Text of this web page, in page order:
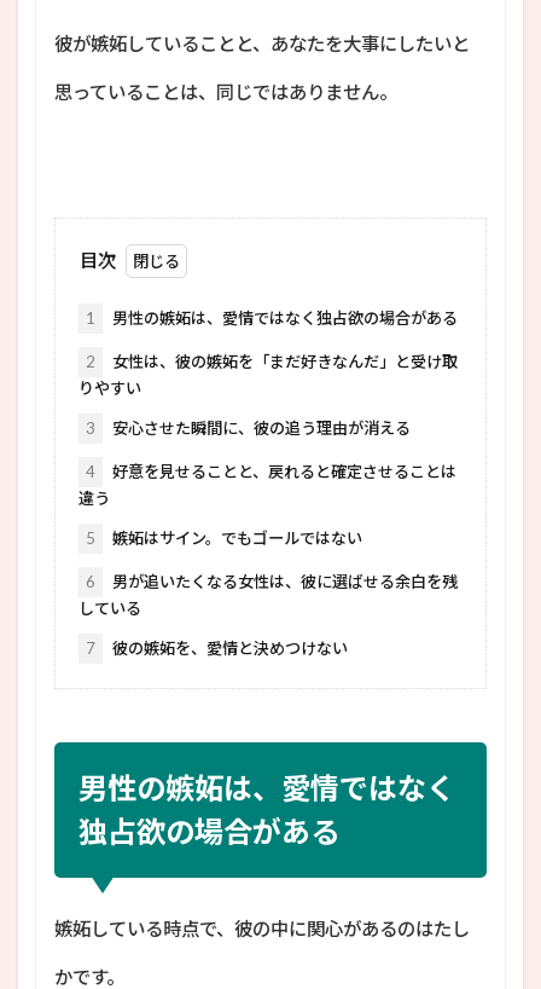
彼が嫉妬していることと、あなたを大事にしたいと
思っていることは、同じではありません。
目次
1 男性の嫉妬は、愛情ではなく独占欲の場合がある
2
女性は、彼の嫉妬を「まだ好きなんだ」と受け取
りやすい
3 安心させた瞬間に、彼の追う理由が消える
4
好意を見せることと、戻れると確定させることは
違う
5 嫉妬はサイン。でもゴールではない
6
男が追いたくなる女性は、彼に選ばせる余白を残
している
7 彼の嫉妬を、愛情と決めつけない
男性の嫉妬は、愛情ではなく
独占欲の場合がある
嫉妬している時点で、彼の中に関心があるのはたし
かです。